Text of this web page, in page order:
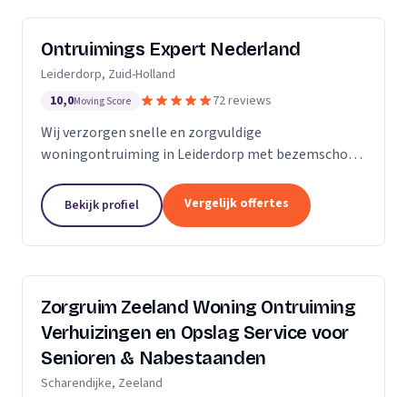
Ontruimings Expert Nederland
Leiderdorp, Zuid-Holland
10,0Moving Score 72 reviews
Wij verzorgen snelle en zorgvuldige
woningontruiming in Leiderdorp met bezemschone
Bekijk profiel Vergelijk offertes
Zorgruim Zeeland Woning Ontruiming
Verhuizingen en Opslag Service voor
Senioren & Nabestaanden
Scharendijke, Zeeland